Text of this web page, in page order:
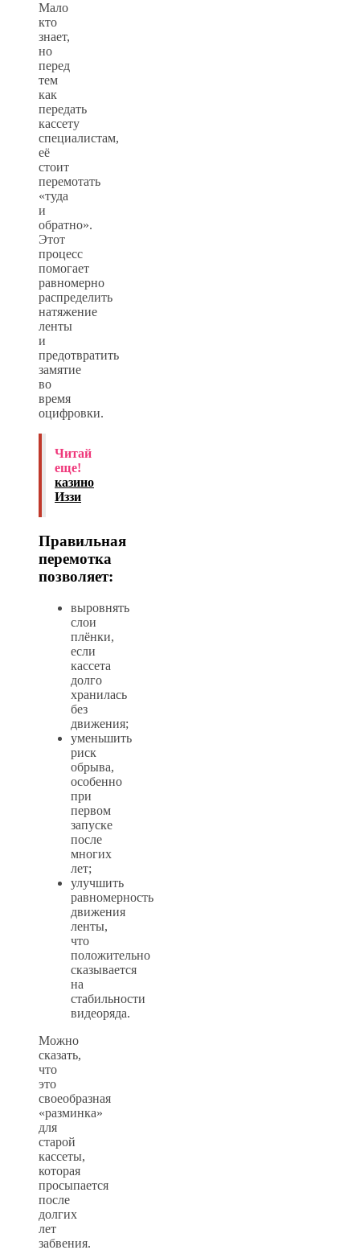
Мало
кто
знает,
но
перед
тем
как
передать
кассету
специалистам,
её
стоит
перемотать
«туда
и
обратно».
Этот
процесс
помогает
равномерно
распределить
натяжение
ленты
и
предотвратить
замятие
во
время
оцифровки.
Читай
еще!
казино
Иззи
Правильная
перемотка
позволяет:
выровнять
слои
плёнки,
если
кассета
долго
хранилась
без
движения;
уменьшить
риск
обрыва,
особенно
при
первом
запуске
после
многих
лет;
улучшить
равномерность
движения
ленты,
что
положительно
сказывается
на
стабильности
видеоряда.
Можно
сказать,
что
это
своеобразная
«разминка»
для
старой
кассеты,
которая
просыпается
после
долгих
лет
забвения.